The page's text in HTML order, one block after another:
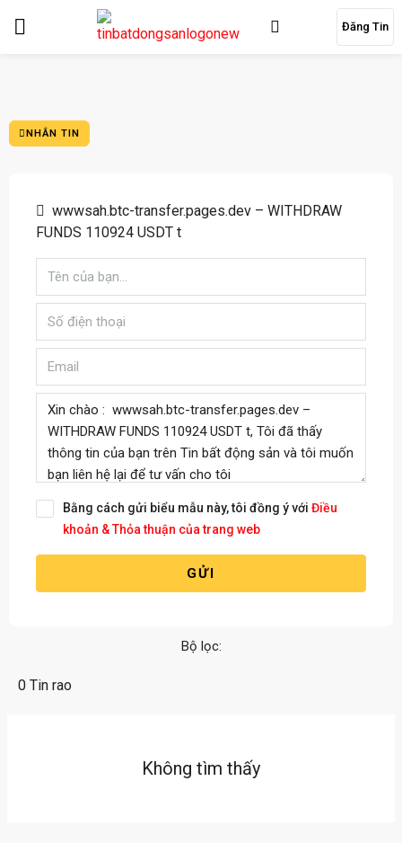
Đăng Tin
NHẮN TIN
wwwsah.btc-transfer.pages.dev – WITHDRAW
FUNDS 110924 USDT t
Bằng cách gửi biểu mẫu này, tôi đồng ý với Điều
khoản & Thỏa thuận của trang web
GỬI
0 Tin rao
Bộ lọc:
Không tìm thấy